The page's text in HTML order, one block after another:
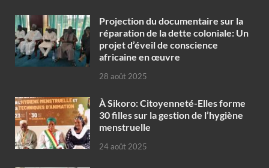
Projection du documentaire sur la
réparation de la dette coloniale: Un
projet d’éveil de conscience
africaine en œuvre‎
28 août 2025
À Sikoro: Citoyenneté-Elles forme
30 filles sur la gestion de l’hygiène
menstruelle
24 août 2025